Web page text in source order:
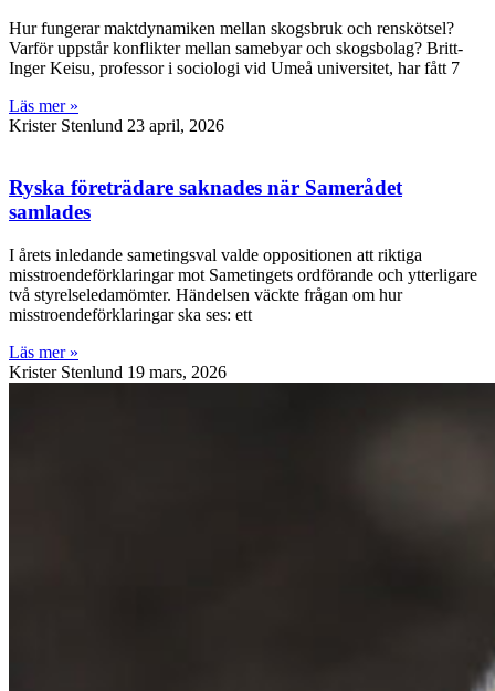
Hur fungerar maktdynamiken mellan skogsbruk och renskötsel?
Varför uppstår konflikter mellan samebyar och skogsbolag? Britt-
Inger Keisu, professor i sociologi vid Umeå universitet, har fått 7
Läs mer »
Krister Stenlund 23 april, 2026
Ryska företrädare saknades när Samerådet
samlades
I årets inledande sametingsval valde oppositionen att riktiga
misstroendeförklaringar mot Sametingets ordförande och ytterligare
två styrelseledamömter. Händelsen väckte frågan om hur
misstroendeförklaringar ska ses: ett
Läs mer »
Krister Stenlund 19 mars, 2026